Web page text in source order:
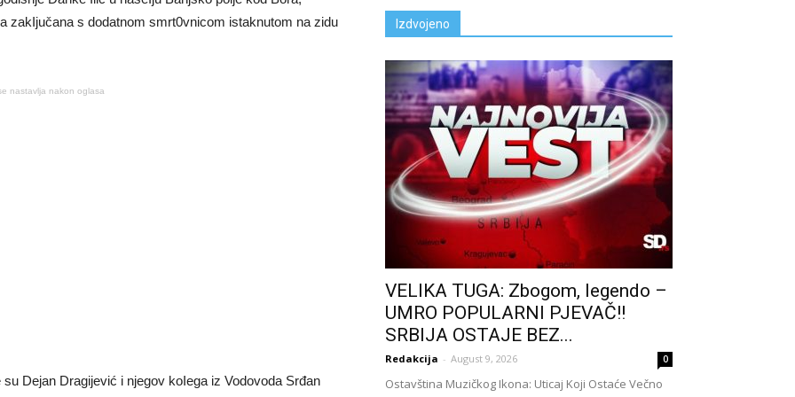
zakIjučana s dodatnom smrt0vnicom istaknutom na zidu
nastavlja nakon oglasa
Dejan Dragijević i njegov koIega iz Vodovoda Srđan
Izdvojeno
VELIKA TUGA: Zbogom, legendo –
UMRO POPULARNl PJEVAČ!!
SRBIJA OSTAJE BEZ...
Redakcija - August 9, 2026 0
Ostavština Muzičkog Ikona: Uticaj Koji Ostaće Večno